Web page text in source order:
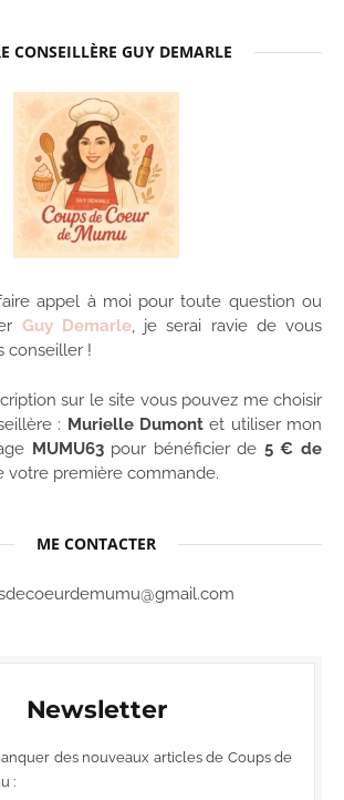
CONSEILLÈRE GUY DEMARLE
appel à moi pour toute question ou
Guy Demarle, je serai ravie de vous
conseiller !
sur le site vous pouvez me choisir
: Murielle Dumont et utiliser mon
MUMU63pour bénéficier de 5 € de
votre première commande.
ME CONTACTER
Newsletter
des nouveaux articles de Coups de
: